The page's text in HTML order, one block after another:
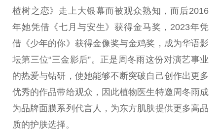
楂树之恋》走上大银幕而被观众熟知，而后2016
年她凭借《七月与安生》获得金马奖，2023年凭
借《少年的你》获得金像奖与金鸡奖，成为华语影
坛第三位“三金影后”。正是周冬雨这份对演艺事业
的热爱与钻研，使她能够不断突破自己创作出更多
优秀的作品带给观众，因此植物医生特邀周冬雨成
为品牌面膜系列代言人，为东方肌肤提供更多高品
质的护肤选择。